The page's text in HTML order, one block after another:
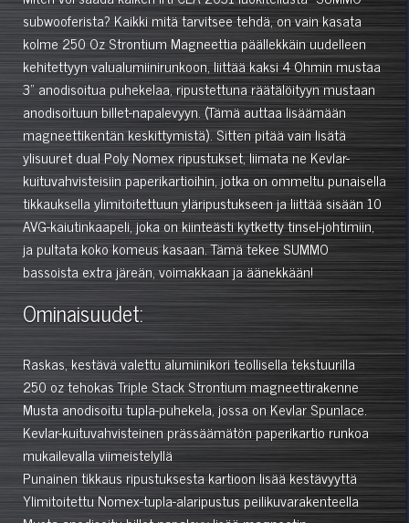
subwooferista? Kaikki mitä tarvitsee tehdä, on vain kasata
kolme 250 Oz Strontium Magneettia päällekkäin uudelleen
kehitettyyn valualumiinirunkoon, liittää kaksi 4 Ohmin mustaa
3” anodisoitua puhekelaa, ripustettuna räätälöityyn mustaan
anodisoituun billet-napalevyyn. (Tämä auttaa lisäämään
magneettikentän keskittymistä). Sitten pitää vain lisätä
ylisuuret dual Poly Nomex ripustukset, liimata ne Kevlar-
kuituvahvisteisiin paperikartioihin, jotka on ommeltu punaisella
tikkauksella ylimitoitettuun yläripustukseen ja liittää sisään 10
AVG-kaiutinkaapeli, joka on kiinteästi kytketty tinsel-johtimiin,
ja pultata koko komeus kasaan. Tämä tekee SUMMO
bassoista extra järeän, voimakkaan ja äänekkään!
Ominaisuudet:
Raskas, kestävä valettu alumiinikori teollisella tekstuurilla
250 oz tehokas Triple Stack Strontium magneettirakenne
Musta anodisoitu tupla-puhekela, jossa on Kevlar Spunlace.
Kevlar-kuituvahvisteinen prässäämätön paperikartio runkoa
mukailevalla viimeistelyllä
Punainen tikkaus ripustuksesta kartioon lisää kestävyyttä
Ylimitoitettu Nomex-tupla-alaripustus peilikuvarakenteella